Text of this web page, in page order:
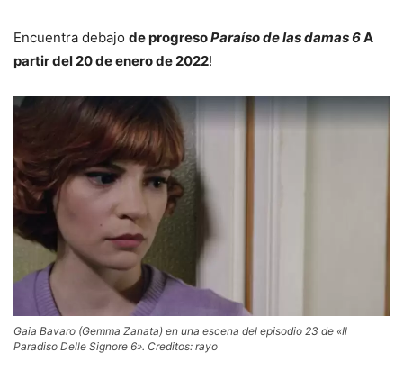
Encuentra debajo de progresoParaíso de las damas 6A
partir del 20 de enero de 2022!
Gaia Bavaro (Gemma Zanata) en una escena del episodio 23 de «Il
Paradiso Delle Signore 6». Creditos: rayo